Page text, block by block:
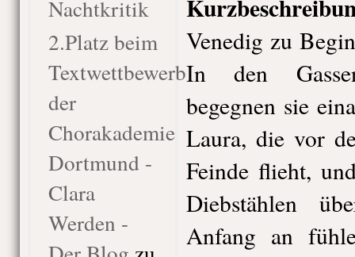
Nachtkritik
2.Platz beim
Textwettbewerb
der
Chorakademie
Dortmund -
Clara
Werden -
Venedig zu
In den
begegnen sie
Laura, die vor
Feinde flieht,
Diebstählen
Anfang an